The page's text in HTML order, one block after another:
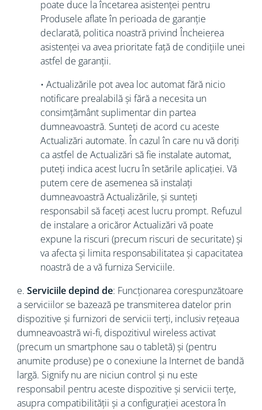
poate duce la încetarea asistenței pentru
Produsele aflate în perioada de garanție
declarată, politica noastră privind Încheierea
asistenței va avea prioritate față de condițiile unei
astfel de garanții.
• Actualizările pot avea loc automat fără nicio
notificare prealabilă și fără a necesita un
consimțământ suplimentar din partea
dumneavoastră. Sunteți de acord cu aceste
Actualizări automate. În cazul în care nu vă doriți
ca astfel de Actualizări să fie instalate automat,
puteți indica acest lucru în setările aplicației. Vă
putem cere de asemenea să instalați
dumneavoastră Actualizările, și sunteți
responsabil să faceți acest lucru prompt. Refuzul
de instalare a oricăror Actualizări vă poate
expune la riscuri (precum riscuri de securitate) și
va afecta și limita responsabilitatea și capacitatea
noastră de a vă furniza Serviciile.
e. Serviciile depind de: Funcționarea corespunzătoare
a serviciilor se bazează pe transmiterea datelor prin
dispozitive și furnizori de servicii terți, inclusiv rețeaua
dumneavoastră wi-fi, dispozitivul wireless activat
(precum un smartphone sau o tabletă) și (pentru
anumite produse) pe o conexiune la Internet de bandă
largă. Signify nu are niciun control și nu este
responsabil pentru aceste dispozitive și servicii terțe,
asupra compatibilității și a configurației acestora în